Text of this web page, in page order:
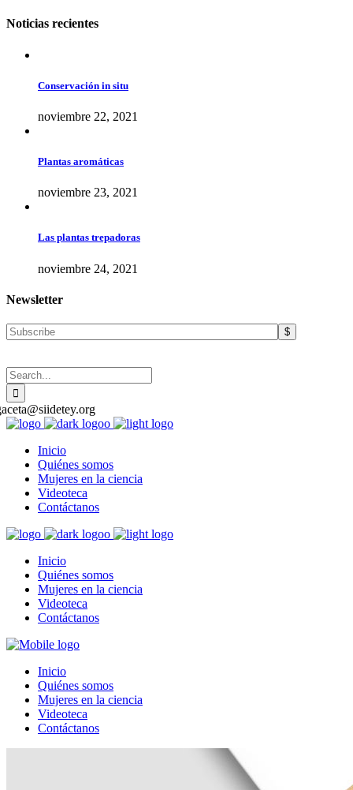
Noticias recientes
Conservación in situ
noviembre 22, 2021
Plantas aromáticas
noviembre 23, 2021
Las plantas trepadoras
noviembre 24, 2021
Newsletter
Inicio
Quiénes somos
Mujeres en la ciencia
Videoteca
Contáctanos
Inicio
Quiénes somos
Mujeres en la ciencia
Videoteca
Contáctanos
Inicio
Quiénes somos
Mujeres en la ciencia
Videoteca
Contáctanos